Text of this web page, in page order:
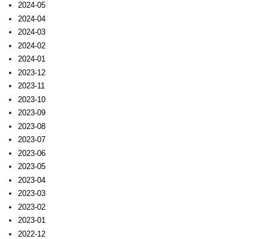
2024-05
2024-04
2024-03
2024-02
2024-01
2023-12
2023-11
2023-10
2023-09
2023-08
2023-07
2023-06
2023-05
2023-04
2023-03
2023-02
2023-01
2022-12